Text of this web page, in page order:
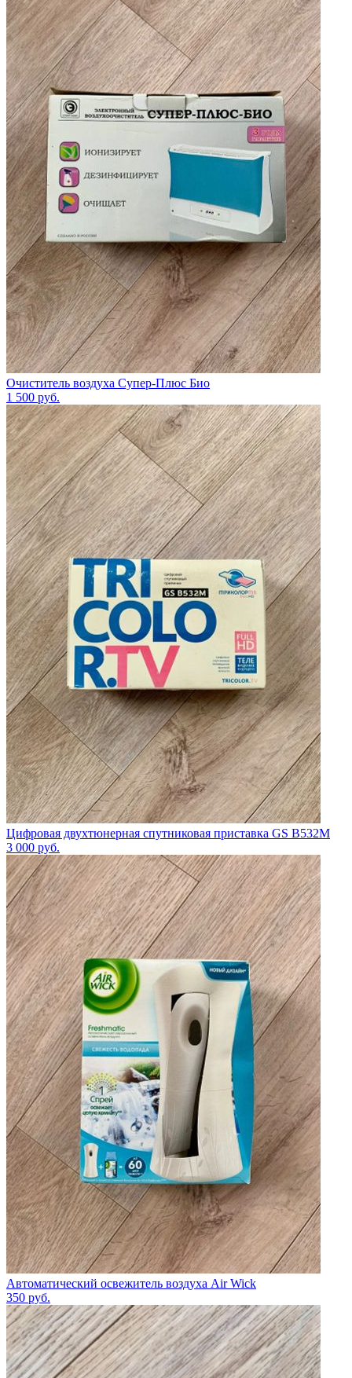
Очиститель воздуха Супер-Плюс Био
1 500 руб.
Цифровая двухтюнерная спутниковая приставка GS B532М
3 000 руб.
Автоматический освежитель воздуха Air Wick
350 руб.